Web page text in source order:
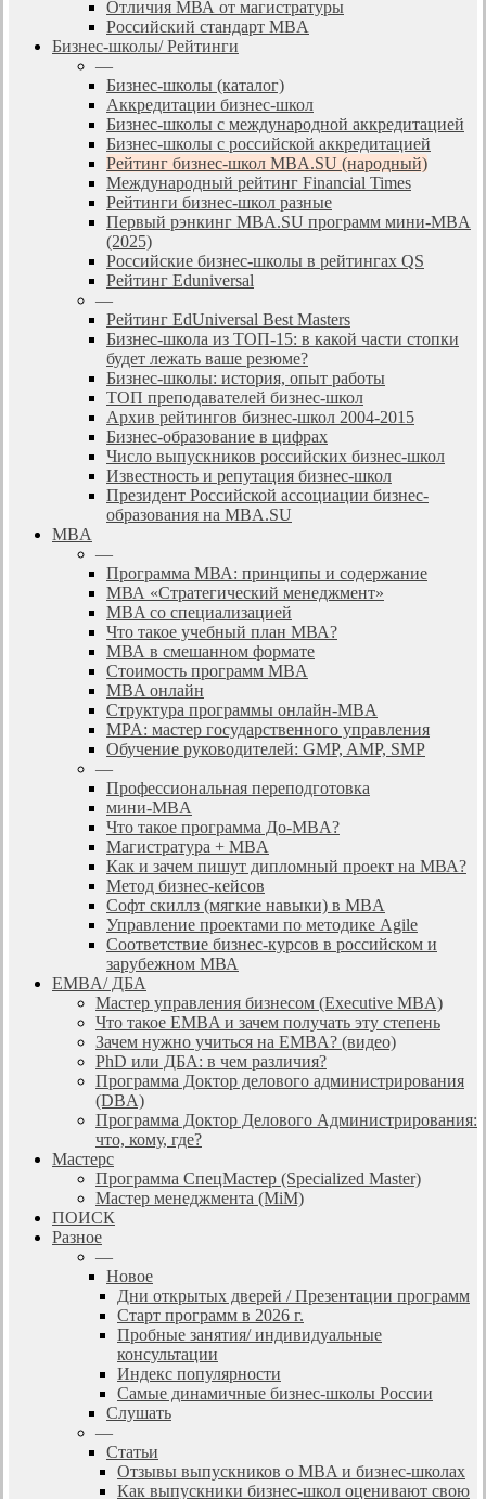
Отличия МВА от магистратуры
Российский стандарт MBA
Бизнес-школы/ Рейтинги
—
Бизнес-школы (каталог)
Аккредитации бизнес-школ
Бизнес-школы с международной аккредитацией
Бизнес-школы с российской аккредитацией
Рейтинг бизнес-школ MBA.SU (народный)
Международный рейтинг Financial Times
Рейтинги бизнес-школ разные
Первый рэнкинг MBA.SU программ мини-MBA
(2025)
Российские бизнес-школы в рейтингах QS
Рейтинг Eduniversal
—
Рейтинг EdUniversal Best Masters
Бизнес-школа из ТОП-15: в какой части стопки
будет лежать ваше резюме?
Бизнес-школы: история, опыт работы
ТОП преподавателей бизнес-школ
Архив рейтингов бизнес-школ 2004-2015
Бизнес-образование в цифрах
Число выпускников российских бизнес-школ
Известность и репутация бизнес-школ
Президент Российской ассоциации бизнес-
образования на MBA.SU
MBA
—
Программа МВА: принципы и содержание
МВА «Cтратегический менеджмент»
MBA со специализацией
Что такое учебный план МВА?
МВА в смешанном формате
Стоимость программ MBA
MBA онлайн
Cтруктура программы онлайн-MBA
MPA: мастер государственного управления
Обучение руководителей: GMP, AMP, SMP
—
Профессиональная переподготовка
мини-MBA
Что такое программа До-MBA?
Магистратура + MBA
Как и зачем пишут дипломный проект на МВА?
Метод бизнес-кейсов
Софт скиллз (мягкие навыки) в MBA
Управление проектами по методике Agile
Соответствие бизнес-курсов в российском и
зарубежном МВА
EMBA/ ДБA
Мастер управления бизнесом (Executive MBA)
Что такое EMBA и зачем получать эту степень
Зачем нужно учиться на EMBA? (видео)
PhD или ДБА: в чем различия?
Программа Доктор делового администрирования
(DBА)
Программа Доктор Делового Администрирования:
что, кому, где?
Мастерс
Программа СпецМастер (Specialized Master)
Мастер менеджмента (MiM)
ПОИСК
Разное
—
Новое
Дни открытых дверей / Презентации программ
Старт программ в 2026 г.
Пробные занятия/ индивидуальные
консультации
Индекс популярности
Самые динамичные бизнес-школы России
Слушать
—
Статьи
Отзывы выпускников о MBA и бизнес-школах
Как выпускники бизнес-школ оценивают свою